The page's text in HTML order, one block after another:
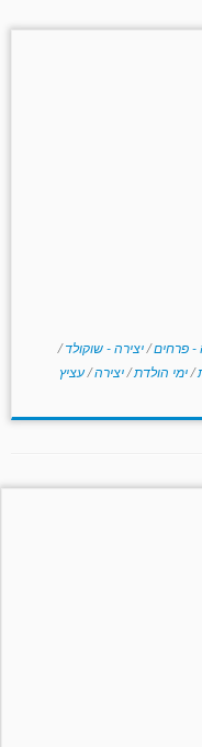
- פרחים/יצירה - שוקולד/
/ימי הולדת/יצירה/עציץ